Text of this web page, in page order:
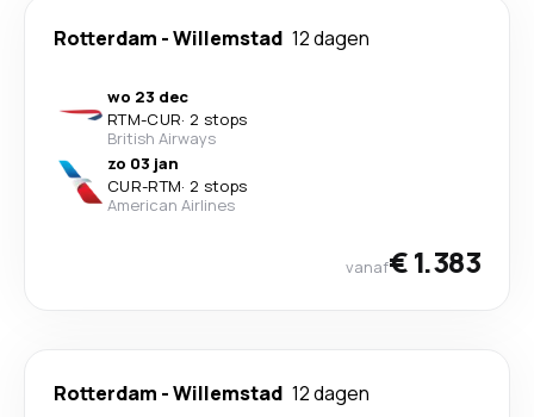
Rotterdam -Willemstad 12 dagen
wo 23 dec
RTM-CUR· 2 stops
British Airways
zo 03 jan
CUR-RTM· 2 stops
American Airlines
vanaf€ 1.383
Rotterdam -Willemstad 12 dagen